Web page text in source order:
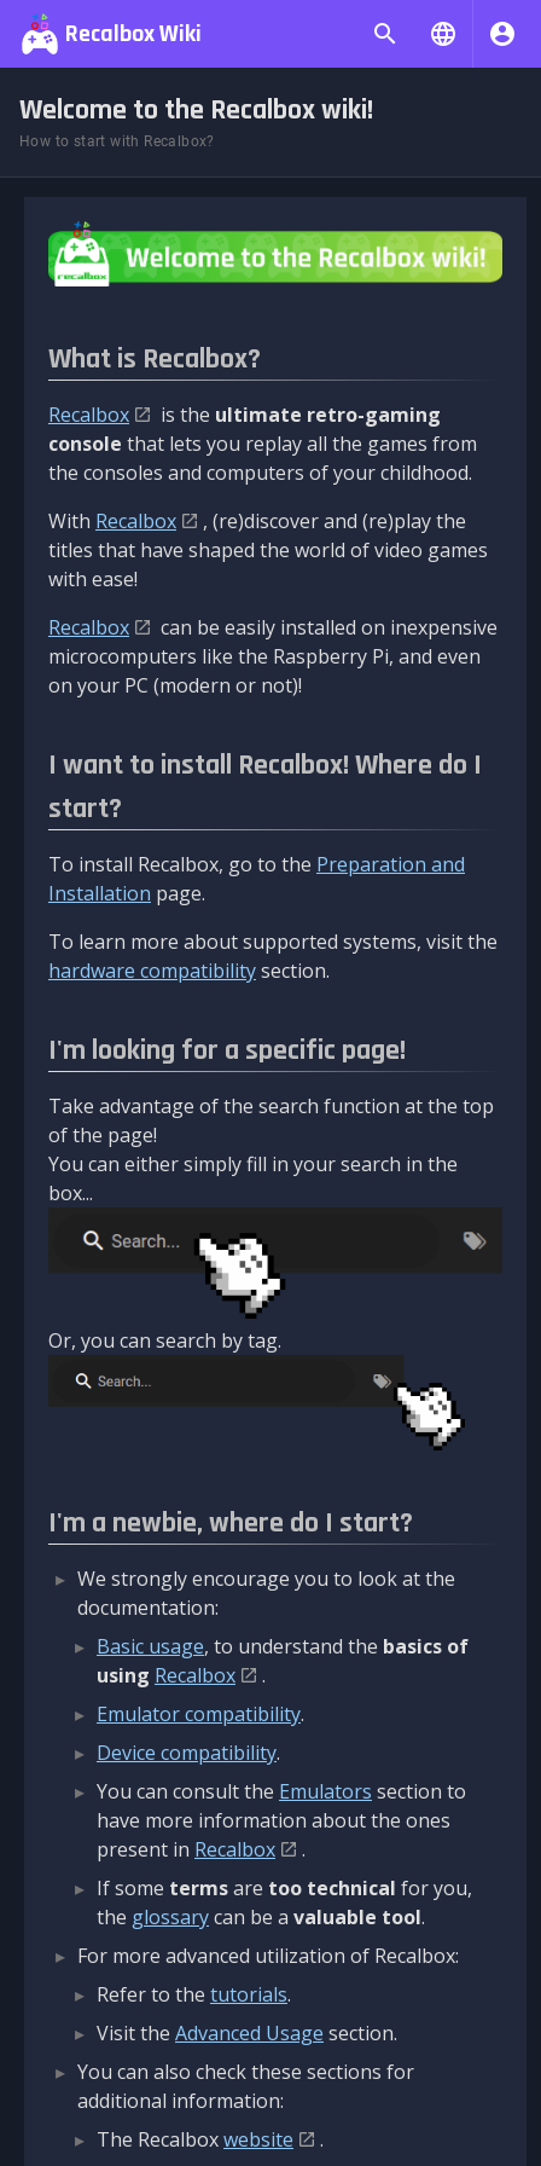
Recalbox Wiki
Welcome to the Recalbox wiki!
How to start with Recalbox?
What is Recalbox?
Recalbox is the ultimate retro-gaming
console that lets you replay all the games from
the consoles and computers of your childhood.
With Recalbox
, (re)discover and (re)play the
titles that have shaped the world of video games
with ease!
Recalbox
can be easily installed on inexpensive
microcomputers like the Raspberry Pi, and even
on your PC (modern or not)!
I want to install Recalbox! Where do I
start?
To install Recalbox, go to the Preparation and
Installation page.
To learn more about supported systems, visit the
hardware compatibilitysection.
I'm looking for a specific page!
Take advantage of the search function at the top
of the page!
You can either simply fill in your search in the
box...
Or, you can search by tag.
I'm a newbie, where do I start?
We strongly encourage you to look at the
documentation:
Basic usage, to understand the basics of
using Recalbox
.
Emulator compatibility.
Device compatibility.
You can consult the Emulators section to
have more information about the ones
present in Recalbox
.
If some termsare too technical for you,
the glossarycan be a valuable tool.
For more advanced utilization of Recalbox:
Refer to the tutorials.
Visit the Advanced Usage section.
You can also check these sections for
additional information:
The Recalboxwebsite
.